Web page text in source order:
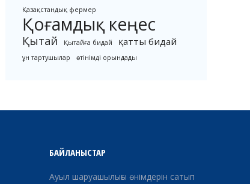
Қазақстандық фермер
Қоғамдық кеңес
Қытай Қытайға бидай қатты бидай
ұн тартушылар өтінімді орындады
БАЙЛАНЫСТАР
Ауыл шаруашылығы өнімдерін сатып